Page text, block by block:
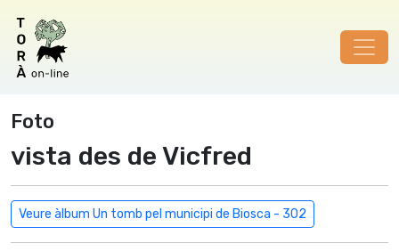
Foto
vista des de Vicfred
Veure àlbum Un tomb pel municipi de Biosca - 302